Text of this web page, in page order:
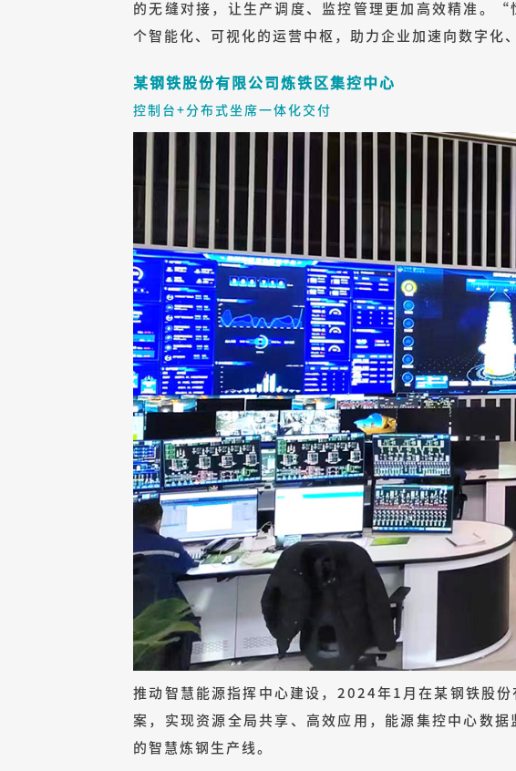
的无缝对接，让生产调度、监控管理更加高效精准。
个智能化、可视化的运营中枢，助力企业加速向数字化
某钢铁股份有限公司炼铁区集控中心
控制台+分布式坐席一体化交付
推动智慧能源指挥中心建设，2024年1月在某钢铁股
案，实现资源全局共享、高效应用，能源集控中心数
的智慧炼钢生产线。